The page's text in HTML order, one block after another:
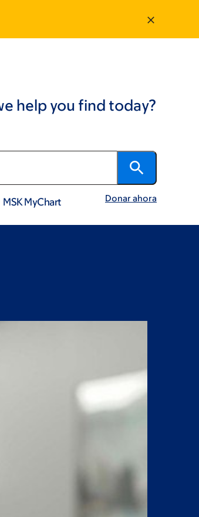
help you find today?
MSK MyChart Donar ahora